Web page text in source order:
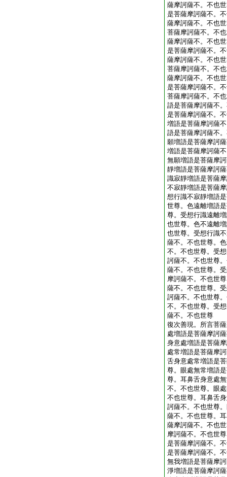
薩摩訶薩不。不也
是菩薩摩訶薩不。
薩摩訶薩不。不也
菩薩摩訶薩不。不
薩摩訶薩不。不也
是菩薩摩訶薩不。
薩摩訶薩不。不也
菩薩摩訶薩不。不
薩摩訶薩不。不也
是菩薩摩訶薩不。
菩薩摩訶薩不。不
語是菩薩摩訶薩不
是菩薩摩訶薩不。
増語是菩薩摩訶薩
語是菩薩摩訶薩不
願増語是菩薩摩訶
増語是菩薩摩訶薩
無願増語是菩薩摩
靜増語是菩薩摩訶
識寂靜増語是菩薩
不寂靜増語是菩薩
想行識不寂靜増語
世尊。色遠離増語
尊。受想行識遠離
也世尊。色不遠離
也世尊。受想行識
薩不。不也世尊。
不。不也世尊。受
訶薩不。不也世尊
薩不。不也世尊。
摩訶薩不。不也世
薩不。不也世尊。
訶薩不。不也世尊
不。不也世尊。受
薩不。不也世尊
復次善現。所言菩
處増語是菩薩摩訶
身意處増語是菩薩
處常増語是菩薩摩
舌身意處常増語是
尊。眼處無常増語
尊。耳鼻舌身意處
不。不也世尊。眼
不也世尊。耳鼻舌
訶薩不。不也世尊
薩不。不也世尊。
薩摩訶薩不。不也
摩訶薩不。不也世
是菩薩摩訶薩不。
是菩薩摩訶薩不。
無我増語是菩薩摩
淨増語是菩薩摩訶